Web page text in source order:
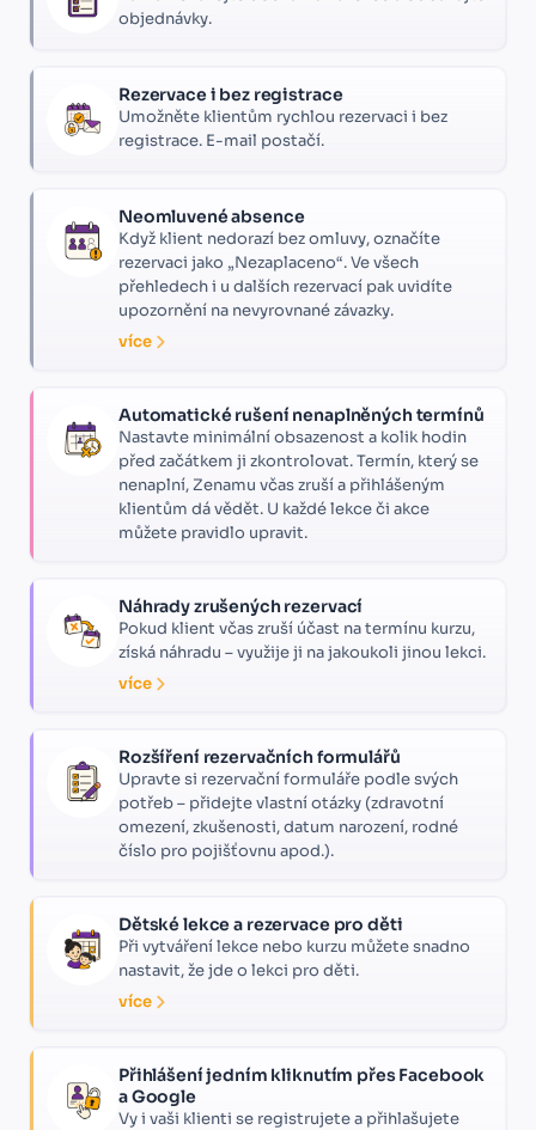
objednávky.
Rezervace i bez registrace
Umožněte klientům rychlou rezervaci i bez
registrace. E-mail postačí.
Neomluvené absence
Když klient nedorazí bez omluvy, označíte
rezervaci jako „Nezaplaceno“. Ve všech
přehledech i u dalších rezervací pak uvidíte
upozornění na nevyrovnané závazky.
více
Automatické rušení nenaplněných termínů
Nastavte minimální obsazenost a kolik hodin
před začátkem ji zkontrolovat. Termín, který se
nenaplní, Zenamu včas zruší a přihlášeným
klientům dá vědět. U každé lekce či akce
můžete pravidlo upravit.
Náhrady zrušených rezervací
Pokud klient včas zruší účast na termínu kurzu,
získá náhradu – využije ji na jakoukoli jinou lekci.
více
Rozšíření rezervačních formulářů
Upravte si rezervační formuláře podle svých
potřeb – přidejte vlastní otázky (zdravotní
omezení, zkušenosti, datum narození, rodné
číslo pro pojišťovnu apod.).
Dětské lekce a rezervace pro děti
Při vytváření lekce nebo kurzu můžete snadno
nastavit, že jde o lekci pro děti.
více
Přihlášení jedním kliknutím přes Facebook
a Google
Vy i vaši klienti se registrujete a přihlašujete